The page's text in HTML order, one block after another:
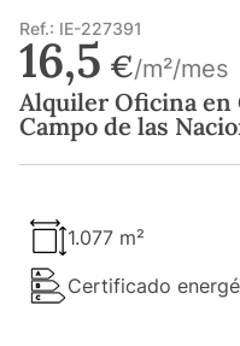
Ref.: IE-227391
16,5 €/m²/mes
Alquiler Oficina en
Campo de las
1.077 m²
Certificado